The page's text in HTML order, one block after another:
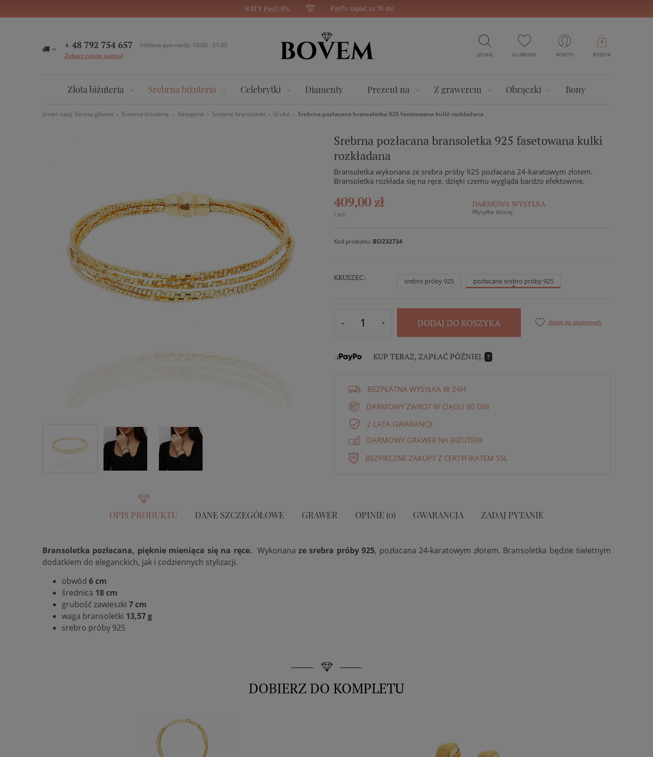
RATY PayU 0% PayPo zapłać za 30 dni
+ 48 792 754 657
Infolinia pon-niedz: 10:00 - 21:00
Zobacz nasze salony!
SZUKAJ ULUBIONE KONTO KOSZYK
0
Złota biżuteria Srebrna biżuteria Celebrytki Diamenty Prezent na Z grawerem Obrączki Bony
Jesteś tutaj: Strona główna Srebrna biżuteria Kategorie Srebrne bransoletki Grube Srebrna pozłacana bransoletka 925 fasetowana kulki rozkładana
Srebrna pozłacana bransoletka 925 fasetowana kulki
rozkładana
Bransoletka wykonana ze srebra próby 925 pozłacana 24-karatowym złotem.
Bransoletka rozkłada się na ręce, dzięki czemu wygląda bardzo efektownie.
409,00 zł
/ szt.
DARMOWA WYSYŁKA
Wysyłka dzisiaj
Kod produktu: BSI232734
KRUSZEC: srebro próby 925 pozłacane srebro próby 925
DODAJ DO KOSZYKA dodaj do ulubionych
KUP TERAZ, ZAPŁAĆ PÓŹNIEJ. ?
BEZPŁATNA WYSYŁKA W 24H
DARMOWY ZWROT W CIĄGU 30 DNI
2 LATA GWARANCJI
DARMOWY GRAWER NA BIŻUTERII
BEZPIECZNE ZAKUPY Z CERTYFIKATEM SSL
OPIS PRODUKTU DANE SZCZEGÓŁOWE GRAWER OPINIE (0) GWARANCJA ZADAJ PYTANIE
Bransoletka pozłacana, pięknie mieniąca się na ręce. Wykonanaze srebra próby 925, pozłacana 24-karatowym złotem. Bransoletka będzie świetnym
dodatkiem do eleganckich, jak i codziennych stylizacji.
obwód 6 cm
średnica 18 cm
grubość zawieszki 7 cm
waga bransoletki 13,57 g
srebro próby 925
DOBIERZ DO KOMPLETU